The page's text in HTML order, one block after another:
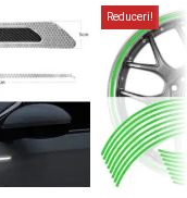
Reduceri!